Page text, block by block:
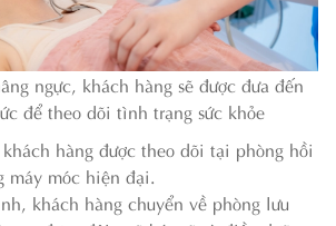
ngực, khách hàng sẽ được đưa đến
để theo dõi tình trạng sức khỏe
hàng được theo dõi tại phòng hồi
máy móc hiện đại.
khách hàng chuyển về phòng lưu